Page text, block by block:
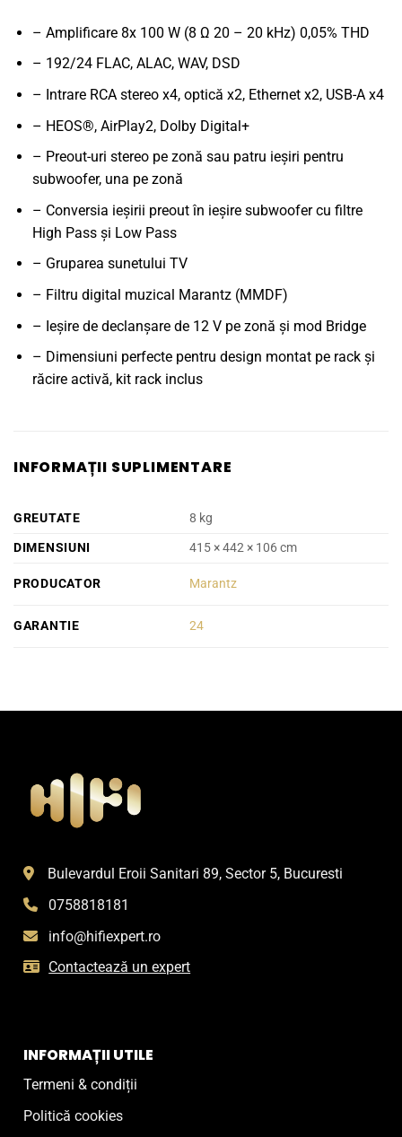
– Amplificare 8x 100 W (8 Ω 20 – 20 kHz) 0,05% THD
– 192/24 FLAC, ALAC, WAV, DSD
– Intrare RCA stereo x4, optică x2, Ethernet x2, USB-A x4
– HEOS®, AirPlay2, Dolby Digital+
– Preout-uri stereo pe zonă sau patru ieșiri pentru
subwoofer, una pe zonă
– Conversia ieșirii preout în ieșire subwoofer cu filtre
High Pass și Low Pass
– Gruparea sunetului TV
– Filtru digital muzical Marantz (MMDF)
– Ieșire de declanșare de 12 V pe zonă și mod Bridge
– Dimensiuni perfecte pentru design montat pe rack și
răcire activă, kit rack inclus
INFORMAȚII SUPLIMENTARE
GREUTATE
8 kg
DIMENSIUNI
415 × 442 × 106 cm
PRODUCATOR Marantz
GARANTIE 24
Bulevardul Eroii Sanitari 89, Sector 5, Bucuresti
0758818181
info@hifiexpert.ro
Contactează un expert
INFORMAȚII UTILE
Termeni & condiții
Politică cookies